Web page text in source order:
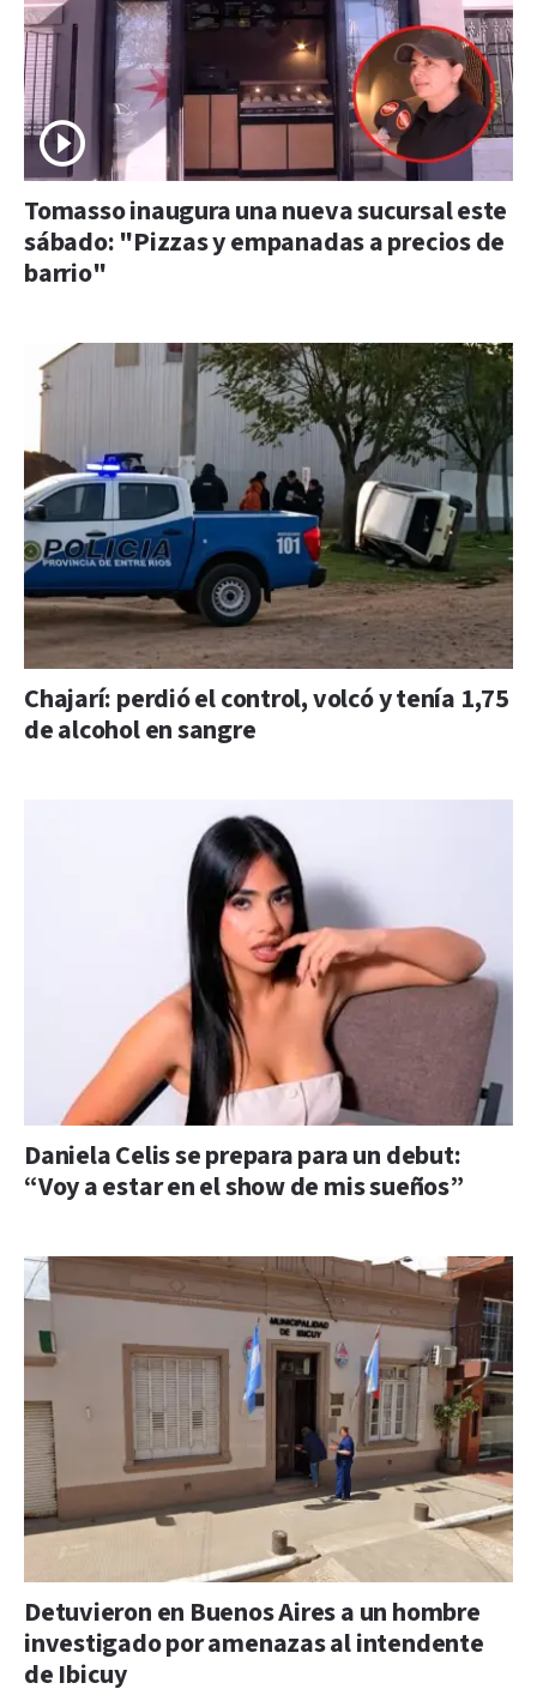
Tomasso inaugura una nueva sucursal este
sábado: "Pizzas y empanadas a precios de
barrio"
Chajarí: perdió el control, volcó y tenía 1,75
de alcohol en sangre
Daniela Celis se prepara para un debut:
“Voy a estar en el show de mis sueños”
Detuvieron en Buenos Aires a un hombre
investigado por amenazas al intendente
de Ibicuy